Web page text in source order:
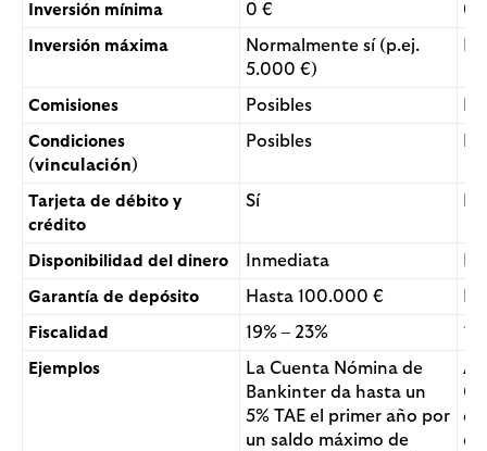
Inversión mínima 0 € 0
Inversión máxima
Normalmente sí (p.ej.
5.000 €)
Comisiones Posibles
Condiciones
(vinculación)
Posibles
Tarjeta de débito y
crédito
Sí
Disponibilidad del dinero Inmediata
Garantía de depósito Hasta 100.000 €
Fiscalidad 19% – 23%
Ejemplos
La Cuenta Nómina de
Bankinter da hasta un
5% TAE el primer año por
un saldo máximo de